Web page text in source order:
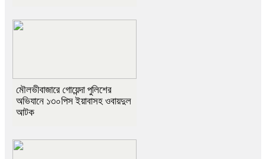
মৌলভীবাজারে গোয়েন্দা পুলিশের
অভিযানে ১৩০পিস ইয়াবাসহ ওবায়দুল
আটক